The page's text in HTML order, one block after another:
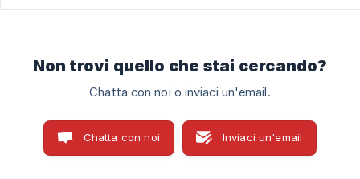
Non trovi quello che stai cercando?
Chatta con noi o inviaci un'email.
Chatta con noi Inviaci un'email